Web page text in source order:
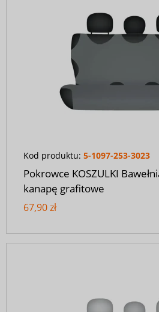
Kod produktu: 5-1097-253-3023
Pokrowce KOSZULKI
kanapę grafitowe
67,90 zł